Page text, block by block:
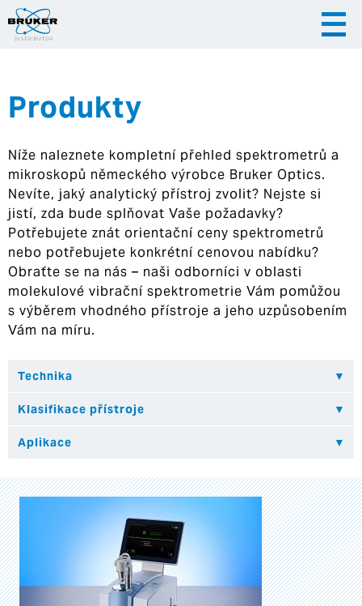
|
Hrvatska
Produkty
Níže naleznete kompletní přehled spektrometrů a
mikroskopů německého výrobce Bruker Optics.
Nevíte, jaký analytický přístroj zvolit? Nejste si
jistí, zda bude splňovat Vaše požadavky?
Potřebujete znát orientační ceny spektrometrů
nebo potřebujete konkrétní cenovou nabídku?
Obraťte se na nás – naši odborníci v oblasti
molekulové vibrační spektrometrie Vám pomůžou
s výběrem vhodného přístroje a jeho uzpůsobením
Vám na míru.